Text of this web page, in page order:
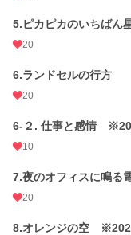
お気に入り 26
24h.ポイント
文字数 101,001
初回公開日時 2025.04.13
5.ピカピカのいちばん
20
6.ランドセルの行方
20
6-２. 仕事と感情
10
7.夜のオフィスに鳴
20
8.オレンジの空